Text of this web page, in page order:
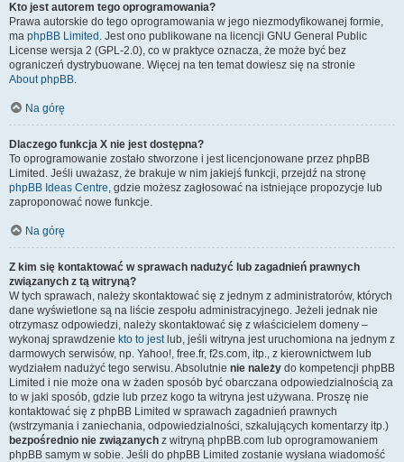
Kto jest autorem tego oprogramowania?
Prawa autorskie do tego oprogramowania w jego niezmodyfikowanej formie,
ma phpBB Limited . Jest ono publikowane na licencji GNU General Public
License wersja 2 (GPL-2.0), co w praktyce oznacza, że może być bez
ograniczeń dystrybuowane. Więcej na ten temat dowiesz się na stronie
About phpBB.
Na górę
Dlaczego funkcja X nie jest dostępna?
To oprogramowanie zostało stworzone i jest licencjonowane przez phpBB
Limited. Jeśli uważasz, że brakuje w nim jakiejś funkcji, przejdź na stronę
phpBB Ideas Centre, gdzie możesz zagłosować na istniejące propozycje lub
zaproponować nowe funkcje.
Na górę
Z kim się kontaktować w sprawach nadużyć lub zagadnień prawnych
związanych z tą witryną?
W tych sprawach, należy skontaktować się z jednym z administratorów, których
dane wyświetlone są na liście zespołu administracyjnego. Jeżeli jednak nie
otrzymasz odpowiedzi, należy skontaktować się z właścicielem domeny –
wykonaj sprawdzenie kto to jestlub, jeśli witryna jest uruchomiona na jednym z
darmowych serwisów, np. Yahoo!, free.fr, f2s.com, itp., z kierownictwem lub
wydziałem nadużyć tego serwisu. Absolutnie nie należy do kompetencji phpBB
Limited i nie może ona w żaden sposób być obarczana odpowiedzialnością za
to w jaki sposób, gdzie lub przez kogo ta witryna jest używana. Proszę nie
kontaktować się z phpBB Limited w sprawach zagadnień prawnych
(wstrzymania i zaniechania, odpowiedzialności, szkalujących komentarzy itp.)
bezpośrednio nie związanych z witryną phpBB.com lub oprogramowaniem
phpBB samym w sobie. Jeśli do phpBB Limited zostanie wysłana wiadomość